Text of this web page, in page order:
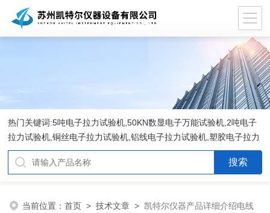
热门关键词:5吨电子拉力试验机,50KN数显电子万能试验机,2吨电子
拉力试验机,铜丝电子拉力试验机,铝线电子拉力试验机,塑胶电子拉力
试验机.
当前位置：首页 >技术文章 >凯特尔仪器产品详细介绍电线